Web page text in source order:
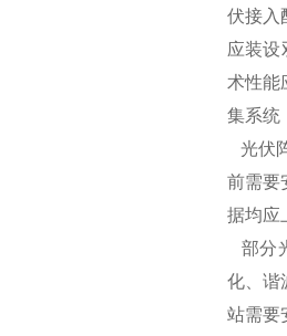
伏接入
应装设
术性能
集系统
光伏
前需要
据均应
部分
化、谐
站需要